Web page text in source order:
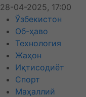
28-04-2025, 17:00
Ўзбекистон
Об-ҳаво
Технология
Жаҳон
Иқтисодиёт
Спорт
Маҳаллий